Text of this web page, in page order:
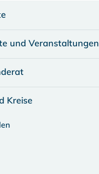
und Veranstaltungen
Kreise